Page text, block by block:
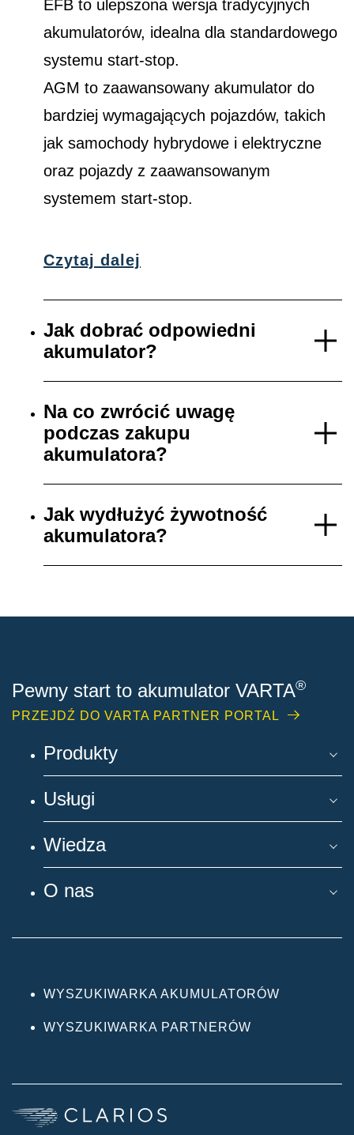
EFB to ulepszona wersja tradycyjnych
akumulatorów, idealna dla standardowego
systemu start-stop.
AGM to zaawansowany akumulator do
bardziej wymagających pojazdów, takich
jak samochody hybrydowe i elektryczne
oraz pojazdy z zaawansowanym
systemem start-stop.
Czytaj dalej
Jak dobrać odpowiedni
akumulator?
Na co zwrócić uwagę
podczas zakupu
akumulatora?
Jak wydłużyć żywotność
akumulatora?
Pewny start to akumulator VARTA®
PRZEJDŹ DO VARTA PARTNER PORTAL
Produkty
Usługi
Wiedza
O nas
WYSZUKIWARKA AKUMULATORÓW
WYSZUKIWARKA PARTNERÓW